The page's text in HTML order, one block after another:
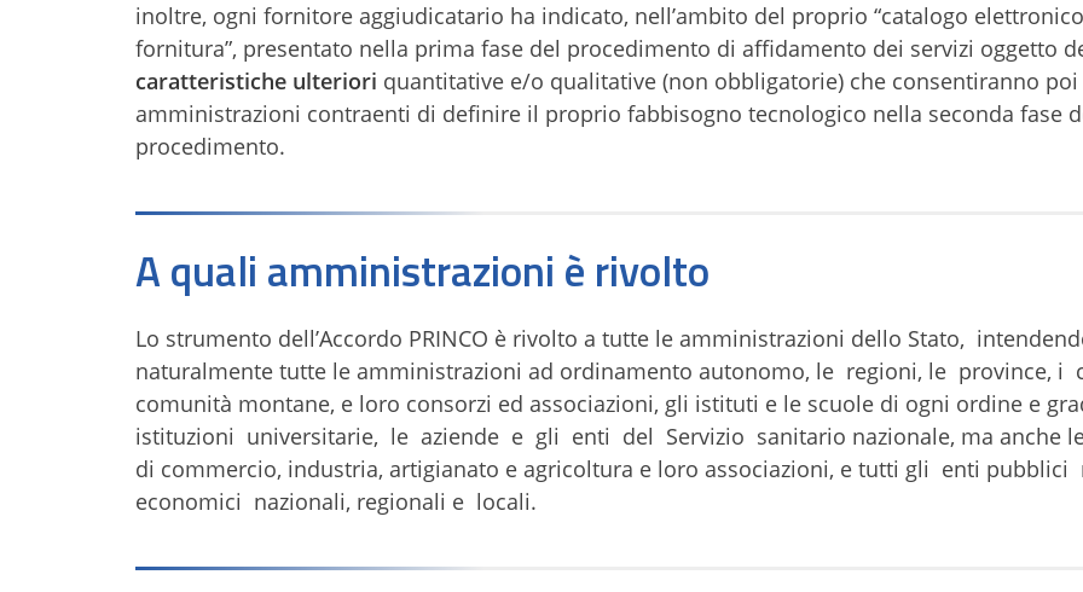
inoltre, ogni fornitore aggiudicatario ha indicato, nell’ambito del proprio “catalogo
fornitura”, presentato nella prima fase del procedimento di affidamento dei servizi oggetto
caratteristiche ulteriori quantitative e/o qualitative (non obbligatorie) che consentiranno
amministrazioni contraenti di definire il proprio fabbisogno tecnologico nella seconda fase
procedimento.
A quali amministrazioni è rivolto
Lo strumento dell’Accordo PRINCO è rivolto a tutte le amministrazioni dello Stato,
naturalmente tutte le amministrazioni ad ordinamento autonomo, le regioni, le province, i
comunità montane, e loro consorzi ed associazioni, gli istituti e le scuole di ogni ordine e
istituzioni universitarie, le aziende e gli enti del Servizio sanitario nazionale, ma anche
di commercio, industria, artigianato e agricoltura e loro associazioni, e tutti gli enti pubblici
economici nazionali, regionali e locali.